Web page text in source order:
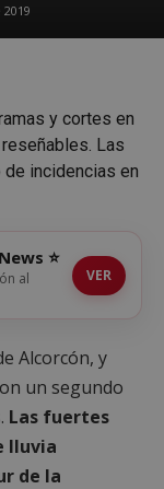
y cortes en
Las
de incidencias en
⭐
al
VER
Alcorcón, y
un segundo
Las fuertes
lluvia
de la